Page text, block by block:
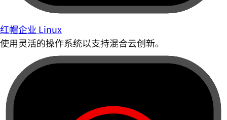
红帽企业 Linux
使用灵活的操作系统以支持混合云创新。